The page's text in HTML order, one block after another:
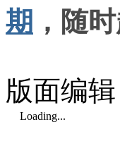
期 ，随
版面编
Loading...